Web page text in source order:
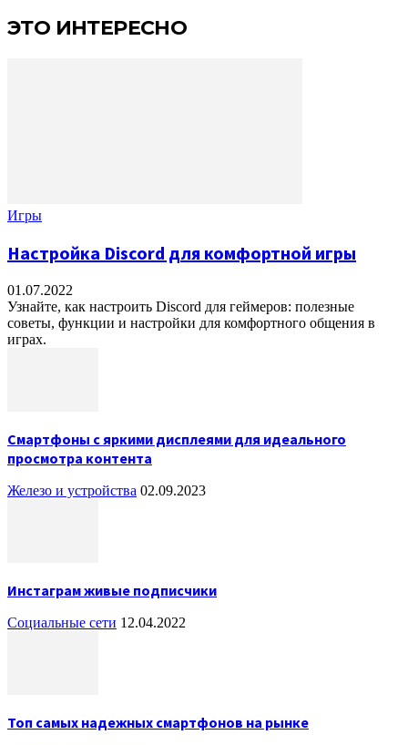
ЭТО ИНТЕРЕСНО
Игры
Настройка Discord для комфортной игры
01.07.2022
Узнайте, как настроить Discord для геймеров: полезные
советы, функции и настройки для комфортного общения в
играх.
Смартфоны с яркими дисплеями для идеального
просмотра контента
Железо и устройства 02.09.2023
Инстаграм живые подписчики
Социальные сети 12.04.2022
Топ самых надежных смартфонов на рынке